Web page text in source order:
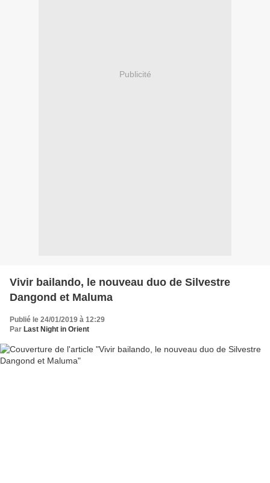
Publicité
Vivir bailando, le nouveau duo de Silvestre
Dangond et Maluma
Publié le 24/01/2019 à 12:29
Par Last Night in Orient